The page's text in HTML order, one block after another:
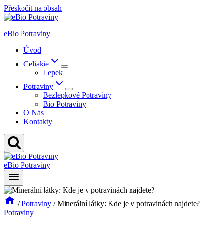
Přeskočit na obsah
eBio Potraviny
Úvod
Celiakie
Lepek
Potraviny
Bezlepkové Potraviny
Bio Potraviny
O Nás
Kontakty
eBio Potraviny
/ Potraviny / Minerální látky: Kde je v potravinách najdete?
Potraviny